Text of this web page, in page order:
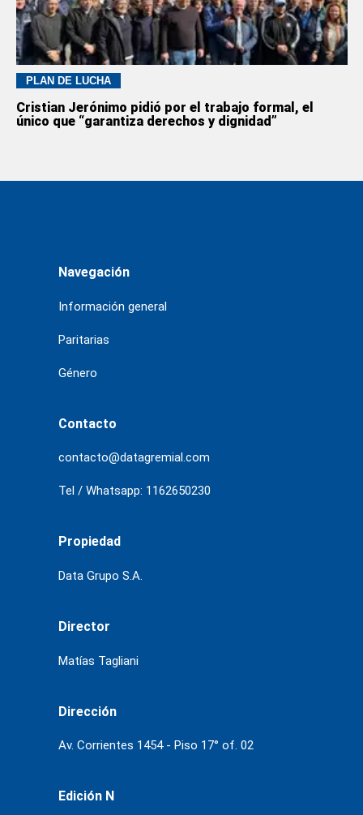
PLAN DE LUCHA
Cristian Jerónimo pidió por el trabajo formal, el
único que “garantiza derechos y dignidad”
Navegación
Información general
Paritarias
Género
Contacto
contacto@datagremial.com
Tel / Whatsapp: 1162650230
Propiedad
Data Grupo S.A.
Director
Matías Tagliani
Dirección
Av. Corrientes 1454 - Piso 17° of. 02
Edición N